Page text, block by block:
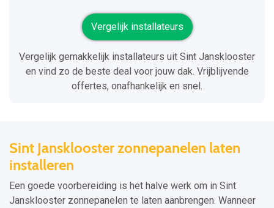
Vergelijk installateurs
Vergelijk gemakkelijk installateurs uit Sint Jansklooster
en vind zo de beste deal voor jouw dak. Vrijblijvende
offertes, onafhankelijk en snel.
Sint Jansklooster zonnepanelen laten
installeren
Een goede voorbereiding is het halve werk om in Sint
Jansklooster zonnepanelen te laten aanbrengen. Wanneer